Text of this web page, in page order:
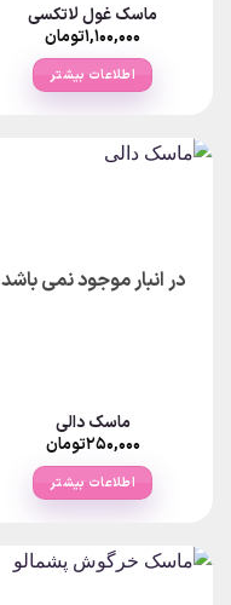
ماسک غول لاتکسی
۱,۱۰۰,۰۰۰تومان
اطلاعات بیشتر
در انبار موجود نمی باشد
ماسک دالی
۲۵۰,۰۰۰تومان
اطلاعات بیشتر